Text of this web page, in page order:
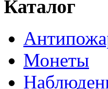
Каталог
Монеты